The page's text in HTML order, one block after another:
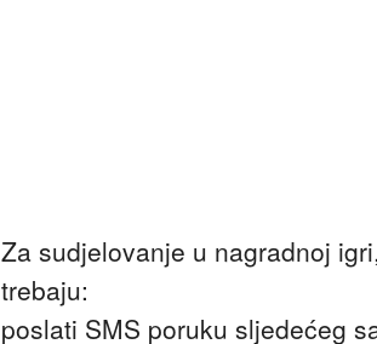
Za sudjelovanje u nagradnoj
trebaju:
poslati SMS poruku sljedećeg